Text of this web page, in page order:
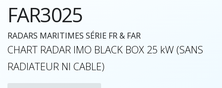
FAR3025
RADARS MARITIMES SÉRIE FR & FAR
CHART RADAR IMO BLACK BOX 25 kW (SANS
RADIATEUR NI CABLE)